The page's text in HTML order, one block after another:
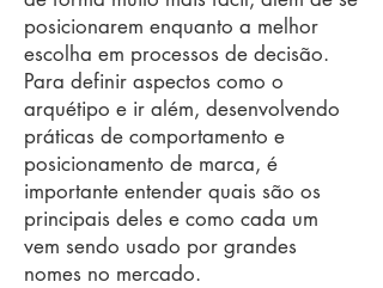
posicionarem enquanto a melhor
escolha em processos de decisão.
Para definir aspectos como o
arquétipo e ir além, desenvolvendo
práticas de comportamento e
posicionamento de marca, é
importante entender quais são os
principais deles e como cada um
vem sendo usado por grandes
nomes no mercado.